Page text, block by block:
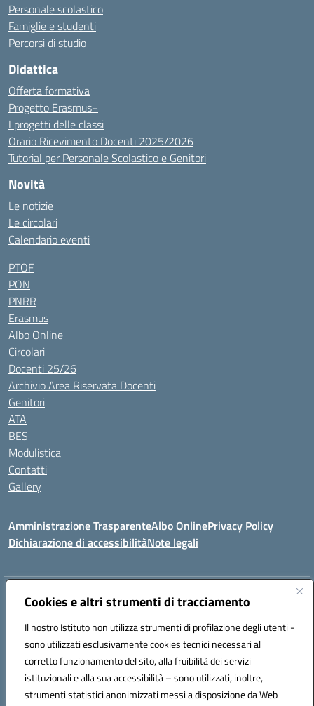
Cookies e altri strumenti di tracciamento
Il nostro Istituto non utilizza strumenti di profilazione degli utenti -
sono utilizzati esclusivamente cookies tecnici necessari al
corretto funzionamento del sito, alla fruibilità dei servizi
istituzionali e alla sua accessibilità – sono utilizzati, inoltre,
strumenti statistici anonimizzati messi a disposizione da Web
Personale scolastico
Famiglie e studenti
Percorsi di studio
Didattica
Offerta formativa
Progetto Erasmus+
I progetti delle classi
Orario Ricevimento Docenti 2025/2026
Tutorial per Personale Scolastico e Genitori
Novità
Le notizie
Le circolari
Calendario eventi
PTOF
PON
PNRR
Erasmus
Albo Online
Circolari
Docenti 25/26
Archivio Area Riservata Docenti
Genitori
ATA
BES
Modulistica
Contatti
Gallery
Amministrazione TrasparenteAlbo OnlinePrivacy Policy
Dichiarazione di accessibilitàNote legali
Indirizzo:Via Coniugi Crigna – Cap. 89861 – Tropea (VV)
Posta elettronica certificata (PEC):vvic82200d@pec.istruzione.it
Codice fiscale: 96012410799
Codice meccanografico:VVIC82200D
Codice Indice delle Pubbliche Amministrazioni (IPA): istsc_vvic82200d
Codice unico di fatturazione (CUF): UFUKAE